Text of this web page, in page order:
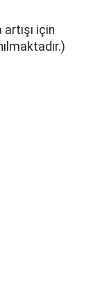
için